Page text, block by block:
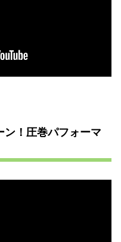
！圧巻パフォーマ